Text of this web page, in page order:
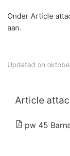
Onder Article
aan.
Updated on
Article
pw 45